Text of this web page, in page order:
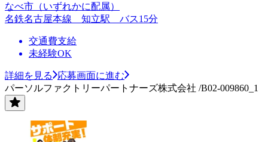
なべ市（いずれかに配属）
名鉄名古屋本線 知立駅 バス15分
交通費支給
未経験OK
詳細を見る
応募画面に進む
パーソルファクトリーパートナーズ株式会社 /B02-009860_1